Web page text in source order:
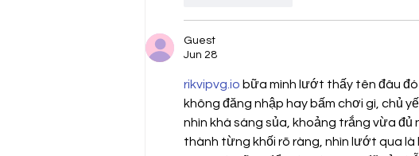
Guest
Jun 28
rikvipvg.io bữa mình lướt thấy tên đâu
không đăng nhập hay bấm chơi gì, chủ
nhìn khá sáng sủa, khoảng trắng vừa
thành từng khối rõ ràng, nhìn lướt qua là